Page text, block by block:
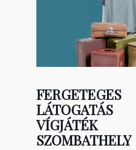
FERGETEGES
SZOMBATHELY